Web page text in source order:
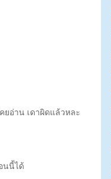
ยอ่าน เดาผิดแล้วหละ
นนี้ได้